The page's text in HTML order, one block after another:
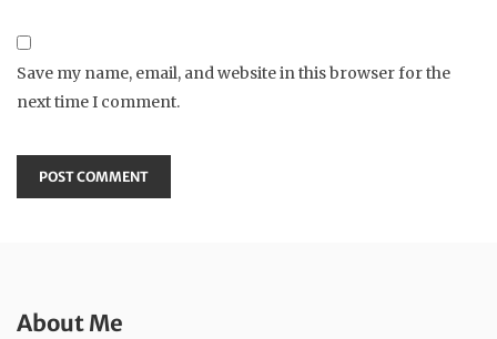
Save my name, email, and website in this browser for the
next time I comment.
About Me